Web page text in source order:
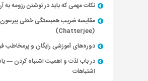
نکات مهمی که باید در نوشتن رزومه به
مقایسه ضریب همبستگی خطی پیرسون
(Chatterjee)
دوره‌های آموزشی رایگان و پرمخاطب
در باب لذت و اهمیت اشتباه کردن —
اشتباهات